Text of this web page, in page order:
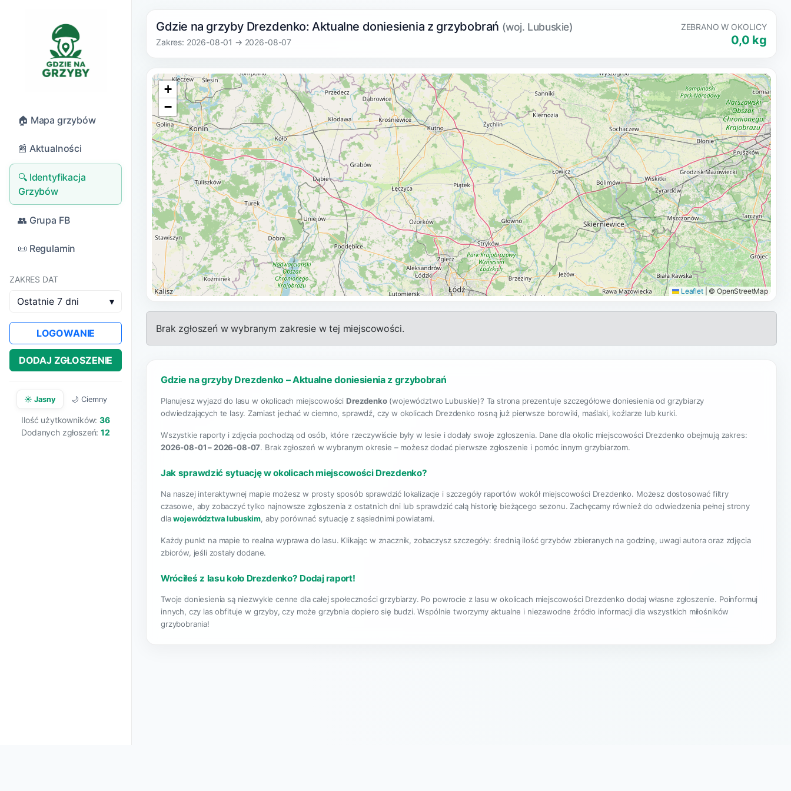
🏠 Mapa grzybów
📰 Aktualności
🔍 Identyfikacja
Grzybów
👥 Grupa FB
📜 Regulamin
ZAKRES DAT
Ostatnie 7 dni ▾
LOGOWANIE
DODAJ ZGŁOSZENIE
☀️ Jasny 🌙 Ciemny
Ilość użytkowników:36
Dodanych zgłoszeń:12
Gdzie na grzyby Drezdenko: Aktualne doniesienia z grzybobrań (woj. Lubuskie)
Zakres: 2026-08-01 → 2026-08-07
ZEBRANO W OKOLICY
0,0 kg
+
−
Leaflet © OpenStreetMap
Brak zgłoszeń w wybranym zakresie w tej miejscowości.
Gdzie na grzyby Drezdenko – Aktualne doniesienia z grzybobrań
Planujesz wyjazd do lasu w okolicach miejscowości Drezdenko(województwo Lubuskie)? Ta strona prezentuje szczegółowe doniesienia od grzybiarzy
odwiedzających te lasy. Zamiast jechać w ciemno, sprawdź, czy w okolicach Drezdenko rosną już pierwsze borowiki, maślaki, koźlarze lub kurki.
Wszystkie raporty i zdjęcia pochodzą od osób, które rzeczywiście były w lesie i dodały swoje zgłoszenia. Dane dla okolic miejscowości Drezdenko obejmują zakres:
2026-08-01 – 2026-08-07. Brak zgłoszeń w wybranym okresie – możesz dodać pierwsze zgłoszenie i pomóc innym grzybiarzom.
Jak sprawdzić sytuację w okolicach miejscowości Drezdenko?
Na naszej interaktywnej mapie możesz w prosty sposób sprawdzić lokalizacje i szczegóły raportów wokół miejscowości Drezdenko. Możesz dostosować filtry
czasowe, aby zobaczyć tylko najnowsze zgłoszenia z ostatnich dni lub sprawdzić całą historię bieżącego sezonu. Zachęcamy również do odwiedzenia pełnej strony
dlawojewództwa lubuskim, aby porównać sytuację z sąsiednimi powiatami.
Każdy punkt na mapie to realna wyprawa do lasu. Klikając w znacznik, zobaczysz szczegóły: średnią ilość grzybów zbieranych na godzinę, uwagi autora oraz zdjęcia
zbiorów, jeśli zostały dodane.
Wróciłeś z lasu koło Drezdenko? Dodaj raport!
Twoje doniesienia są niezwykle cenne dla całej społeczności grzybiarzy. Po powrocie z lasu w okolicach miejscowości Drezdenko dodaj własne zgłoszenie. Poinformuj
innych, czy las obfituje w grzyby, czy może grzybnia dopiero się budzi. Wspólnie tworzymy aktualne i niezawodne źródło informacji dla wszystkich miłośników
grzybobrania!